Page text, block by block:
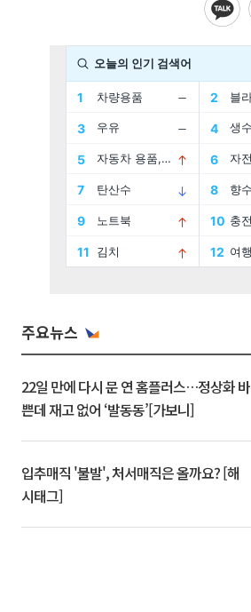
주요뉴스
22일 만에 다시 문 연 홈플러스…정상화 바
쁜데 재고 없어 ‘발동동’[가보니]
입추매직 '불발', 처서매직은 올까요? [해
시태그]